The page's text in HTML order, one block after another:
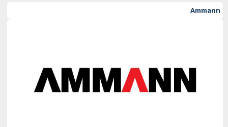
Ammann